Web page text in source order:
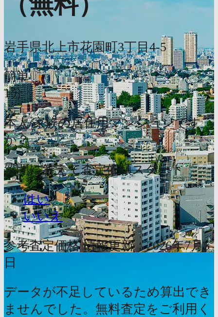
岩手県北上市花園町3丁目4-5
簡単
1分
本人/家族の居住用マンションです
か？
質問に答えて査定依頼スタート
はい
いいえ
参考査定価格 情報更新：2026年7月5
日
データが不足しているため算出でき
ませんでした。無料査定をご利用く